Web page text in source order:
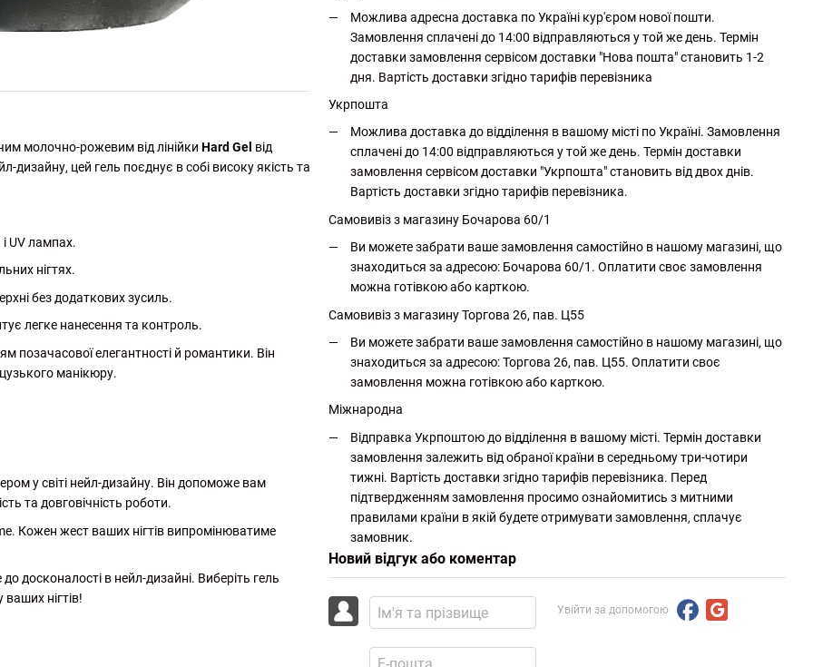
молочно-рожевим від лінійки Hard Gel від
дизайну, цей гель поєднує в собі високу якість та
UV лампах.
нігтях.
без додаткових зусиль.
легке нанесення та контроль.
позачасової елегантності й романтики. Він
манікюру.
у світі нейл-дизайну. Він допоможе вам
та довговічність роботи.
Кожен жест ваших нігтів випромінюватиме
досконалості в нейл-дизайні. Виберіть гель
нігтів!
Можлива адресна доставка по Україні кур'єром нової пошти.
Замовлення сплачені до 14:00 відправляються у той же день. Термін
доставки замовлення сервісом доставки "Нова пошта" становить 1-2
дня. Вартість доставки згідно тарифів перевізника
Укрпошта
Можлива доставка до відділення в вашому місті по Україні. Замовлення
сплачені до 14:00 відправляються у той же день. Термін доставки
замовлення сервісом доставки "Укрпошта" становить від двох днів.
Вартість доставки згідно тарифів перевізника.
Самовивіз з магазину Бочарова 60/1
Ви можете забрати ваше замовлення самостійно в нашому магазині, що
знаходиться за адресою: Бочарова 60/1. Оплатити своє замовлення
можна готівкою або карткою.
Самовивіз з магазину Торгова 26, пав. Ц55
Ви можете забрати ваше замовлення самостійно в нашому магазині, що
знаходиться за адресою: Торгова 26, пав. Ц55. Оплатити своє
замовлення можна готівкою або карткою.
Міжнародна
Відправка Укрпоштою до відділення в вашому місті. Термін доставки
замовлення залежить від обраної країни в середньому три-чотири
тижні. Вартість доставки згідно тарифів перевізника. Перед
підтвердженням замовлення просимо ознайомитись з митними
правилами країни в якій будете отримувати замовлення, сплачує
замовник.
Новий відгук або коментар
Увійти за допомогою